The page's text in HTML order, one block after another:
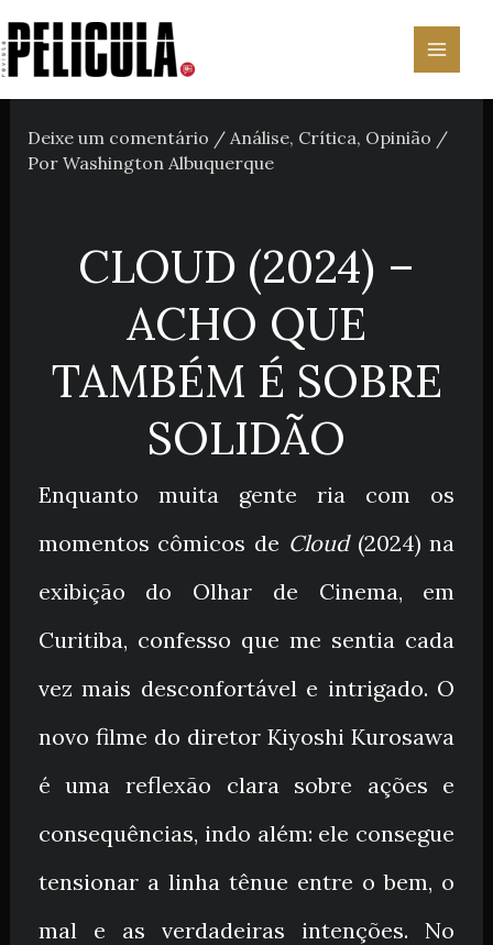
para
o
conteúdo
Deixe um comentário / Análise, Crítica, Opinião /
Por Washington Albuquerque
CLOUD (2024) –
ACHO QUE
TAMBÉM É SOBRE
SOLIDÃO
Enquanto muita gente ria com os
momentos cômicos de Cloud(2024) na
exibição do Olhar de Cinema, em
Curitiba, confesso que me sentia cada
vez mais desconfortável e intrigado. O
novo filme do diretor Kiyoshi Kurosawa
é uma reflexão clara sobre ações e
consequências, indo além: ele consegue
tensionar a linha tênue entre o bem, o
mal e as verdadeiras intenções. No